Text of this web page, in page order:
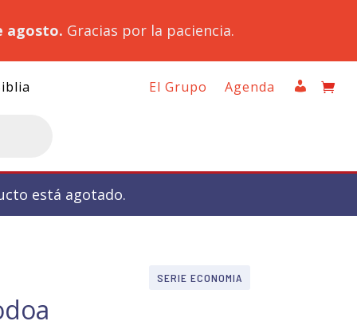
agosto. Gracias por la paciencia.
El Grupo Agenda
está agotado.
SERIE ECONOMIA